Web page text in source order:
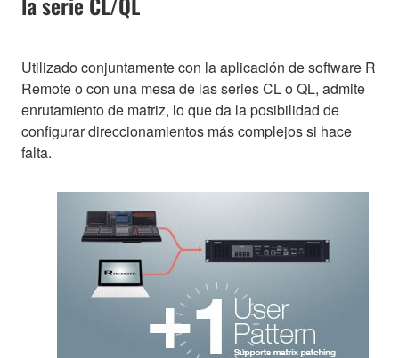
Utilizado conjuntamente con la aplicación de software R
Remote o con una mesa de las series CL o QL, admite
enrutamiento de matriz, lo que da la posibilidad de
configurar direccionamientos más complejos si hace
falta.